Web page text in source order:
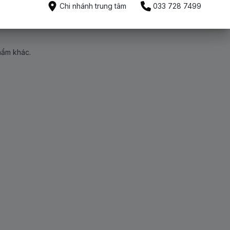
khác.
Chi nhánh trung tâm 033 728 7499